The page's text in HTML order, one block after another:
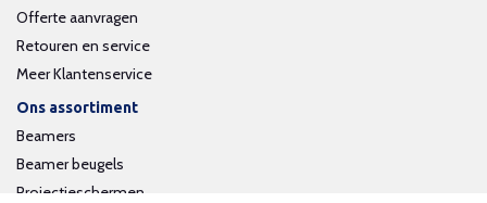
Offerte aanvragen
Retouren en service
Meer Klantenservice
Ons assortiment
Beamers
Beamer beugels
Projectieschermen